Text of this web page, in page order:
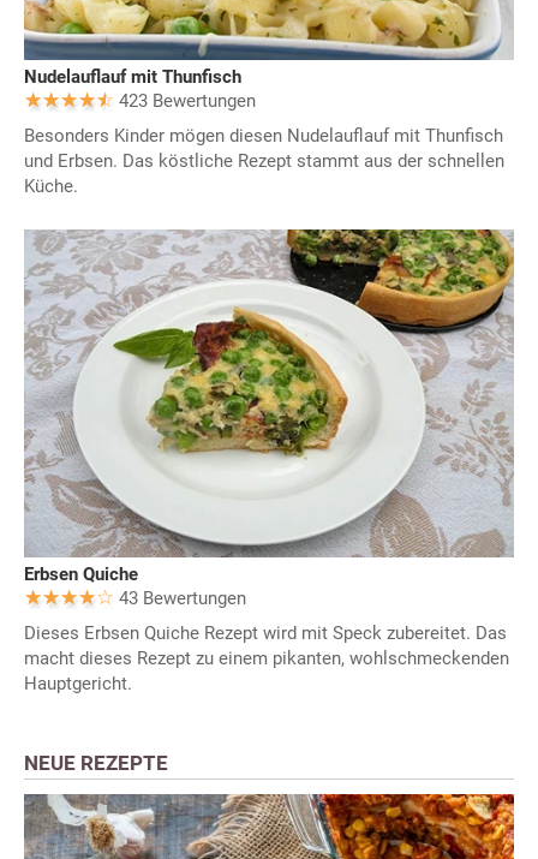
Nudelauflauf mit Thunfisch
423 Bewertungen
Besonders Kinder mögen diesen Nudelauflauf mit Thunfisch
und Erbsen. Das köstliche Rezept stammt aus der schnellen
Küche.
Erbsen Quiche
43 Bewertungen
Dieses Erbsen Quiche Rezept wird mit Speck zubereitet. Das
macht dieses Rezept zu einem pikanten, wohlschmeckenden
Hauptgericht.
NEUE REZEPTE